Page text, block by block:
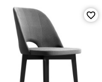
favorite_border